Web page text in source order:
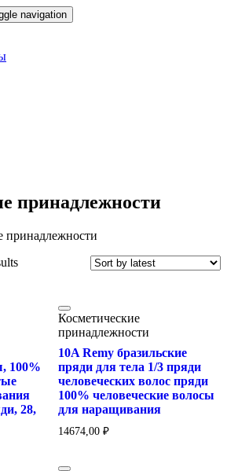
navigation
принадлежности
принадлежности
100%
28,
Косметические
принадлежности
10A Remy бразильские
пряди для тела 1/3 пряди
человеческих волос пряди
100% человеческие волосы
для наращивания
14674,00 ₽